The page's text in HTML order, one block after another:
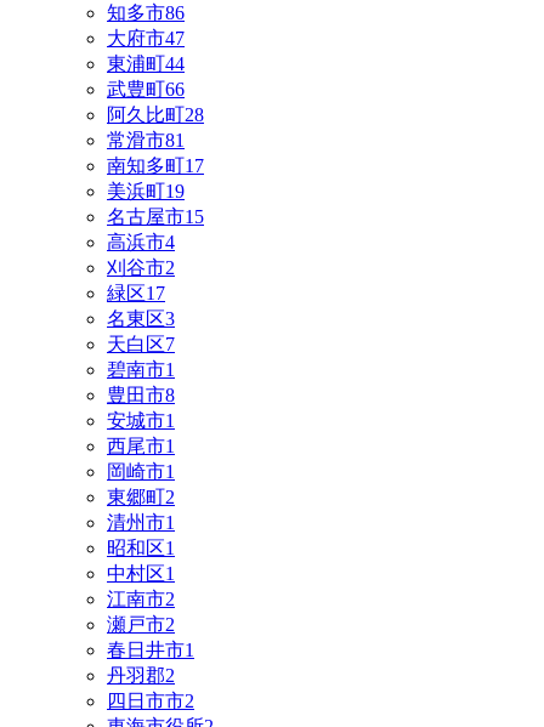
知多市86
大府市47
東浦町44
武豊町66
阿久比町28
常滑市81
南知多町17
美浜町19
名古屋市15
高浜市4
刈谷市2
緑区17
名東区3
天白区7
碧南市1
豊田市8
安城市1
西尾市1
岡崎市1
東郷町2
清州市1
昭和区1
中村区1
江南市2
瀬戸市2
春日井市1
丹羽郡2
四日市市2